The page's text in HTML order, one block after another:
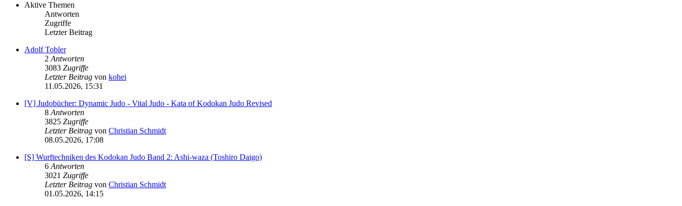
Aktive Themen
Antworten
Zugriffe
Letzter Beitrag
Adolf Tobler
2Antworten
3083 Zugriffe
Letzter Beitrag von kohei
11.05.2026, 15:31
[V] Judobücher: Dynamic Judo - Vital Judo - Kata of Kodokan Judo Revised
8Antworten
3825 Zugriffe
Letzter Beitrag von Christian Schmidt
08.05.2026, 17:08
[S] Wurftechniken des Kodokan Judo Band 2: Ashi-waza (Toshiro Daigo)
6Antworten
3021 Zugriffe
Letzter Beitrag von Christian Schmidt
01.05.2026, 14:15